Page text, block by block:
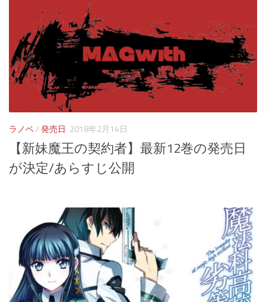
ラノベ/発売日 2018年2月14日
【新妹魔王の契約者】最新12巻の発売日
が決定/あらすじ公開